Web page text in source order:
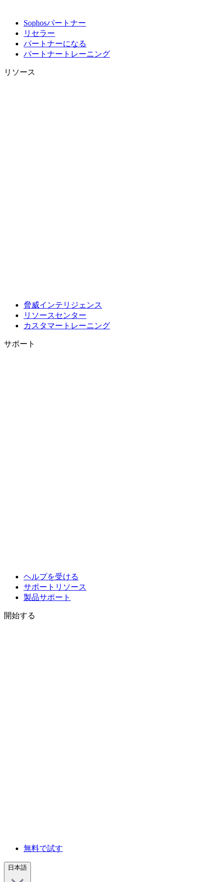
Sophosパートナー
リセラー
パートナーになる
パートナートレーニング
リソース
脅威インテリジェンス
リソースセンター
カスタマートレーニング
サポート
ヘルプを受ける
サポートリソース
製品サポート
開始する
無料で試す
日本語